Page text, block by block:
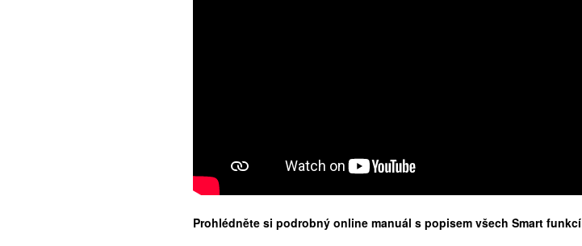
Prohlédněte si podrobný online manuál s popisem všech Smart funkcí